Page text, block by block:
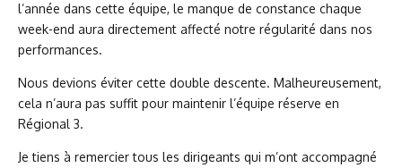
l’année dans cette équipe, le manque de constance chaque
week-end aura directement affecté notre régularité dans nos
performances.
Nous devions éviter cette double descente. Malheureusement,
cela n’aura pas suffit pour maintenir l’équipe réserve en
Régional 3.
Je tiens à remercier tous les dirigeants qui m’ont accompagné